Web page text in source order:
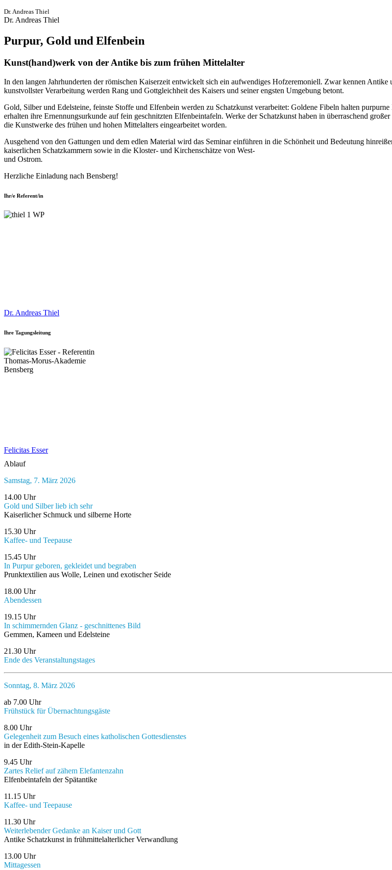
Dr. Andreas Thiel
Dr. Andreas Thiel
Purpur, Gold und Elfenbein
Kunst(hand)werk von der Antike bis zum frühen Mittelalter
In den langen Jahrhunderten der römischen Kaiserzeit entwickelt sich ein aufwendiges Hofzeremoniell. Zwar kennen
kunstvollster Verarbeitung werden Rang und Gottgleichheit des Kaisers und seiner engsten Umgebung betont.
Gold, Silber und Edelsteine, feinste Stoffe und Elfenbein werden zu Schatzkunst verarbeitet: Goldene Fibeln halten
erhalten ihre Ernennungsurkunde auf fein geschnitzten Elfenbeintafeln. Werke der Schatzkunst haben in überraschend
die Kunstwerke des frühen und hohen Mittelalters eingearbeitet worden.
Ausgehend von den Gattungen und dem edlen Material wird das Seminar einführen in die Schönheit und Bedeutung
kaiserlichen Schatzkammern sowie in die Kloster- und Kirchenschätze von West-
und Ostrom.
Herzliche Einladung nach Bensberg!
Ihr/e Referent/in
Dr. Andreas Thiel
Ihre Tagungsleitung
Felicitas Esser
Ablauf
Samstag, 7. März 2026
14.00 Uhr
Gold und Silber lieb ich sehr
Kaiserlicher Schmuck und silberne Horte
15.30 Uhr
Kaffee- und Teepause
15.45 Uhr
In Purpur geboren, gekleidet und begraben
Prunktextilien aus Wolle, Leinen und exotischer Seide
18.00 Uhr
Abendessen
19.15 Uhr
In schimmernden Glanz - geschnittenes Bild
Gemmen, Kameen und Edelsteine
21.30 Uhr
Ende des Veranstaltungstages
Sonntag, 8. März 2026
ab 7.00 Uhr
Frühstück für Übernachtungsgäste
8.00 Uhr
Gelegenheit zum Besuch eines katholischen Gottesdienstes
in der Edith-Stein-Kapelle
9.45 Uhr
Zartes Relief auf zähem Elefantenzahn
Elfenbeintafeln der Spätantike
11.15 Uhr
Kaffee- und Teepause
11.30 Uhr
Weiterlebender Gedanke an Kaiser und Gott
Antike Schatzkunst in frühmittelalterlicher Verwandlung
13.00 Uhr
Mittagessen